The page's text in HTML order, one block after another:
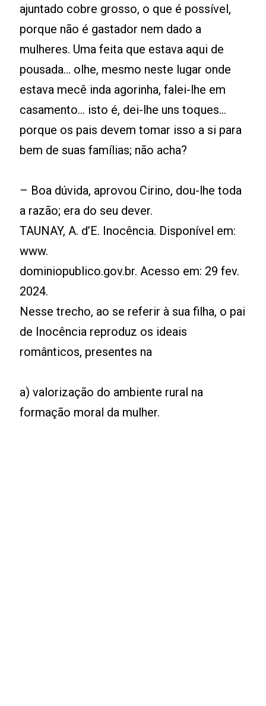
ajuntado cobre grosso, o que é possível,
porque não é gastador nem dado a
mulheres. Uma feita que estava aqui de
pousada... olhe, mesmo neste lugar onde
estava mecê inda agorinha, falei-lhe em
casamento... isto é, dei-lhe uns toques...
porque os pais devem tomar isso a si para
bem de suas famílias; não acha?
– Boa dúvida, aprovou Cirino, dou-lhe toda
a razão; era do seu dever.
TAUNAY, A. d’E. Inocência. Disponível em:
www.
dominiopublico.gov.br. Acesso em: 29 fev.
2024.
Nesse trecho, ao se referir à sua filha, o pai
de Inocência reproduz os ideais
românticos, presentes na
a) valorização do ambiente rural na
formação moral da mulher.